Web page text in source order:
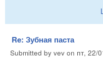
Re: Зубная паста
Submitted by vev on пт, 22/